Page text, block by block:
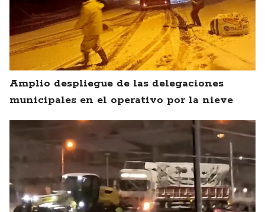
Amplio despliegue de las delegaciones
municipales en el operativo por la nieve